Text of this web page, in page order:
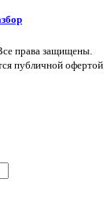
права защищены.
публичной офертой.